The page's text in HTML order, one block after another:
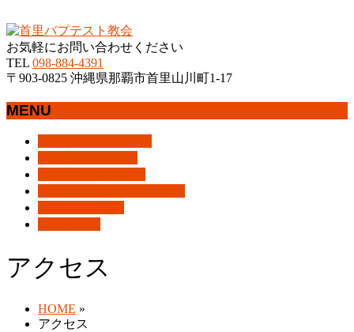
お気軽にお問い合わせください
TEL 098-884-4391
〒903-0825 沖縄県那覇市首里山川町1-17
MENU
す
アクセス
HOME »
アクセス